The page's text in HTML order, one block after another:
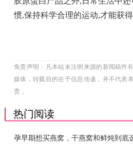
惯,保持科学合理的运动,才能获
免责声明：凡本站未注明来源的新闻稿件
媒体，转载目的在于信息传递，并不代表
责 。
热门阅读